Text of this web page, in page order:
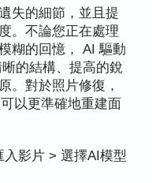
失的細節，並且提
。不論您正在處理
糊的回憶， AI 驅動
的結構、提高的銳
。對於照片修復，
以更準確地重建面
影片 > 選擇AI模型